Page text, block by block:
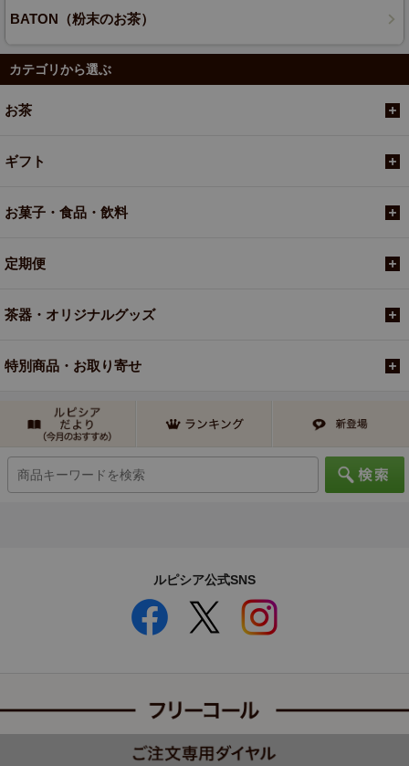
BATON（粉末のお茶）
カテゴリから選ぶ
お茶
ギフト
お菓子・食品・飲料
定期便
茶器・オリジナルグッズ
特別商品・お取り寄せ
ルピシア公式SNS